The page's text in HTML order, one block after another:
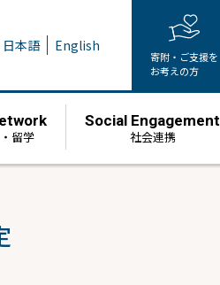
日本語 English
寄附・ご支援を
お考えの方
留学
Social Engagement
社会連携